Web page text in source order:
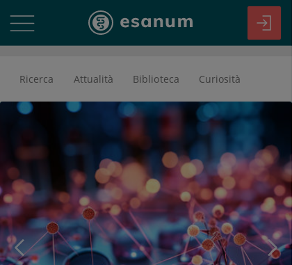
Ricerca Attualità Biblioteca Curiosità